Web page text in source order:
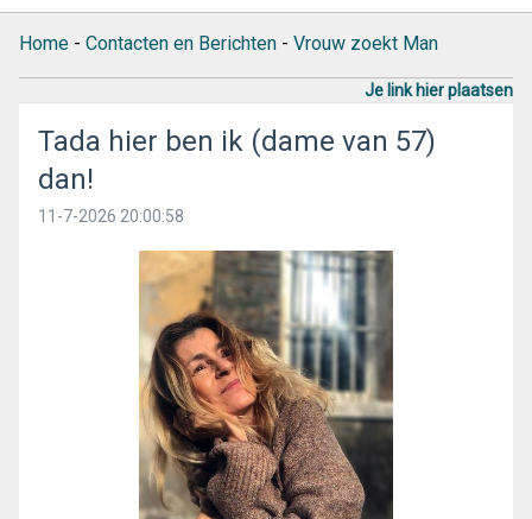
Home - Contacten en Berichten - Vrouw zoekt Man
Je link hier plaatsen
Tada hier ben ik (dame van 57)
dan!
11-7-2026 20:00:58